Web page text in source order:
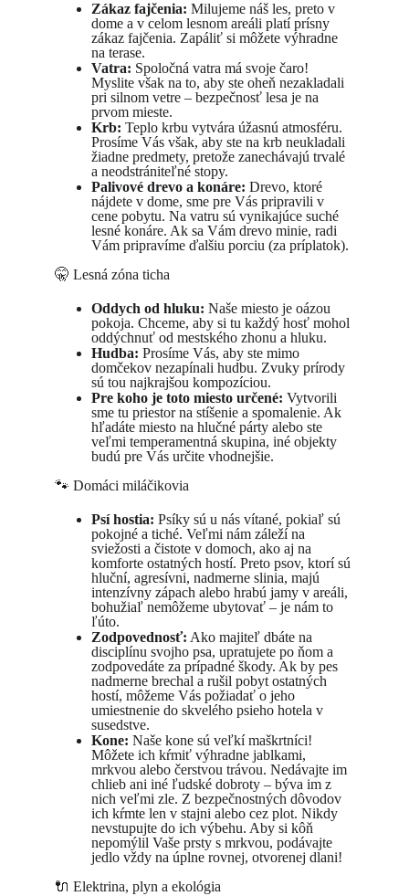
Zákaz fajčenia: Milujeme náš les, preto v
dome a v celom lesnom areáli platí prísny
zákaz fajčenia. Zapáliť si môžete výhradne
na terase.
Vatra: Spoločná vatra má svoje čaro!
Myslite však na to, aby ste oheň nezakladali
pri silnom vetre – bezpečnosť lesa je na
prvom mieste.
Krb: Teplo krbu vytvára úžasnú atmosféru.
Prosíme Vás však, aby ste na krb neukladali
žiadne predmety, pretože zanechávajú trvalé
a neodstrániteľné stopy.
Palivové drevo a konáre: Drevo, ktoré
nájdete v dome, sme pre Vás pripravili v
cene pobytu. Na vatru sú vynikajúce suché
lesné konáre. Ak sa Vám drevo minie, radi
Vám pripravíme ďalšiu porciu (za príplatok).
🤫 Lesná zóna ticha
Oddych od hluku: Naše miesto je oázou
pokoja. Chceme, aby si tu každý hosť mohol
oddýchnuť od mestského zhonu a hluku.
Hudba: Prosíme Vás, aby ste mimo
domčekov nezapínali hudbu. Zvuky prírody
sú tou najkrajšou kompozíciou.
Pre koho je toto miesto určené: Vytvorili
sme tu priestor na stíšenie a spomalenie. Ak
hľadáte miesto na hlučné párty alebo ste
veľmi temperamentná skupina, iné objekty
budú pre Vás určite vhodnejšie.
🐾 Domáci miláčikovia
Psí hostia: Psíky sú u nás vítané, pokiaľ sú
pokojné a tiché. Veľmi nám záleží na
sviežosti a čistote v domoch, ako aj na
komforte ostatných hostí. Preto psov, ktorí sú
hluční, agresívni, nadmerne slinia, majú
intenzívny zápach alebo hrabú jamy v areáli,
bohužiaľ nemôžeme ubytovať – je nám to
ľúto.
Zodpovednosť: Ako majiteľ dbáte na
disciplínu svojho psa, upratujete po ňom a
zodpovedáte za prípadné škody. Ak by pes
nadmerne brechal a rušil pobyt ostatných
hostí, môžeme Vás požiadať o jeho
umiestnenie do skvelého psieho hotela v
susedstve.
Kone: Naše kone sú veľkí maškrtníci!
Môžete ich kŕmiť výhradne jablkami,
mrkvou alebo čerstvou trávou. Nedávajte im
chlieb ani iné ľudské dobroty – býva im z
nich veľmi zle. Z bezpečnostných dôvodov
ich kŕmte len v stajni alebo cez plot. Nikdy
nevstupujte do ich výbehu. Aby si kôň
nepomýlil Vaše prsty s mrkvou, podávajte
jedlo vždy na úplne rovnej, otvorenej dlani!
🔌 Elektrina, plyn a ekológia